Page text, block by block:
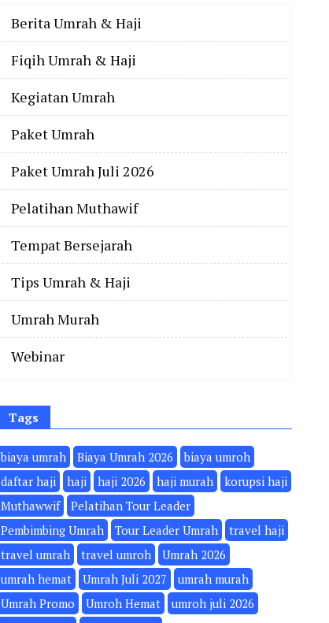
Berita Umrah & Haji
Fiqih Umrah & Haji
Kegiatan Umrah
Paket Umrah
Paket Umrah Juli 2026
Pelatihan Muthawif
Tempat Bersejarah
Tips Umrah & Haji
Umrah Murah
Webinar
Tags
biaya umrah Biaya Umrah 2026
biaya umroh
daftar haji
haji haji 2026 haji murah
korupsi haji
Muthawwif
Pelatihan Tour Leader
Pembimbing Umrah
Tour Leader Umrah
travel haji
travel umrah
travel umroh
Umrah 2026
umrah hemat
Umrah Juli 2027
umrah murah
Umrah Promo
Umroh Hemat
umroh juli 2026